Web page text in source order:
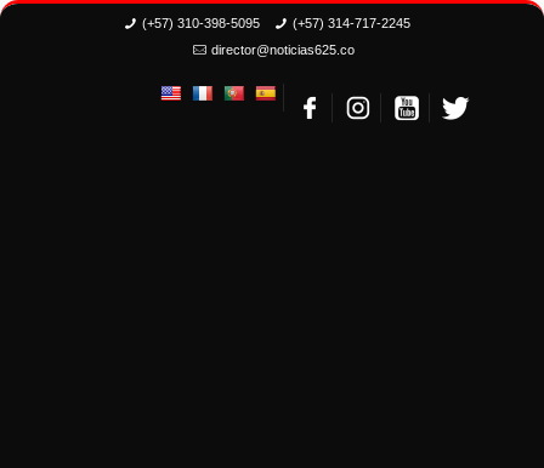
(+57) 310-398-5095
(+57) 314-717-2245
director@noticias625.co